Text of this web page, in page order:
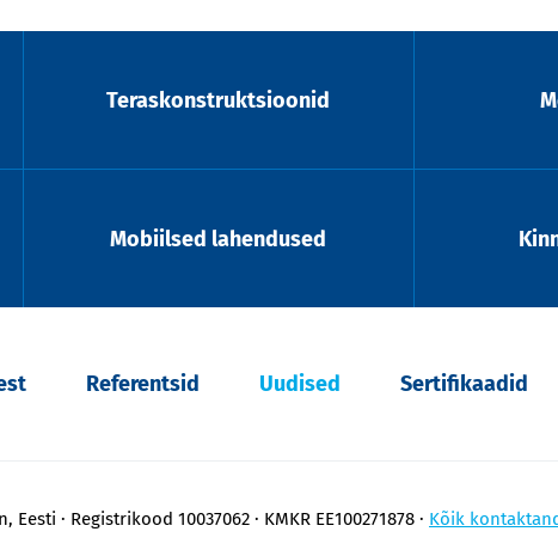
Teraskonstruktsioonid
Mobiilsed lahendused
Referentsid Uudised Sertifikaadid
Eesti Registrikood 10037062 KMKR EE100271878 Kõik